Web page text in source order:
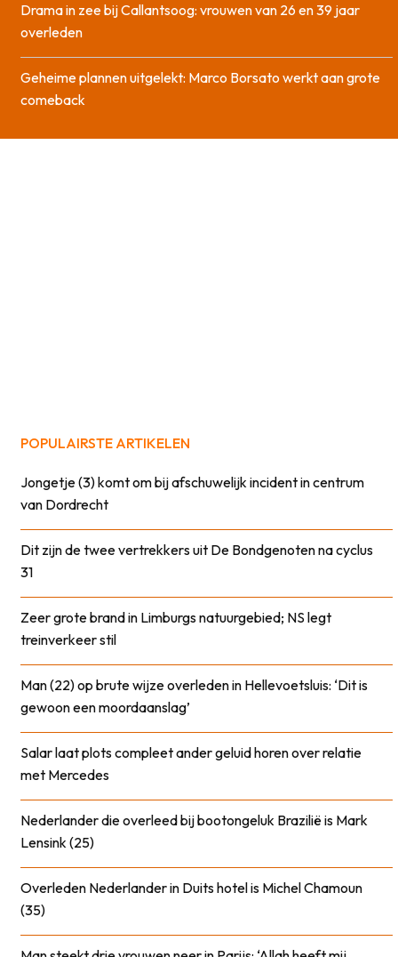
Drama in zee bij Callantsoog: vrouwen van 26 en 39 jaar
overleden
Geheime plannen uitgelekt: Marco Borsato werkt aan grote
comeback
POPULAIRSTE ARTIKELEN
Jongetje (3) komt om bij afschuwelijk incident in centrum
van Dordrecht
Dit zijn de twee vertrekkers uit De Bondgenoten na cyclus
31
Zeer grote brand in Limburgs natuurgebied; NS legt
treinverkeer stil
Man (22) op brute wijze overleden in Hellevoetsluis: ‘Dit is
gewoon een moordaanslag’
Salar laat plots compleet ander geluid horen over relatie
met Mercedes
Nederlander die overleed bij bootongeluk Brazilië is Mark
Lensink (25)
Overleden Nederlander in Duits hotel is Michel Chamoun
(35)